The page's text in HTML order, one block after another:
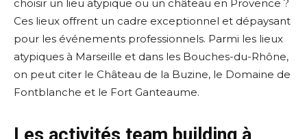
choisir un lieu atypique ou un château en Provence ?
Ces lieux offrent un cadre exceptionnel et dépaysant
pour les événements professionnels. Parmi les lieux
atypiques à Marseille et dans les Bouches-du-Rhône,
on peut citer le Château de la Buzine, le Domaine de
Fontblanche et le Fort Ganteaume.